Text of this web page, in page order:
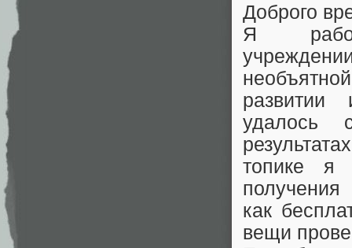
Доброго
Я
развитии
удалось
топике я
получения
как
вещи